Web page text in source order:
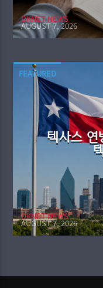
DKNET NEWS
AUGUST 7, 2026
FEATURED
텍사스 연
DKNET NEWS
AUGUST 7, 2026